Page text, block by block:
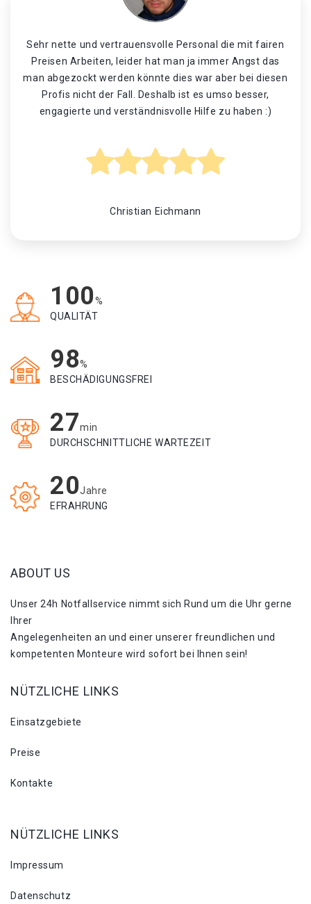
Sehr nette und vertrauensvolle Personal die mit fairen
Preisen Arbeiten, leider hat man ja immer Angst das
man abgezockt werden könnte dies war aber bei diesen
Profis nicht der Fall. Deshalb ist es umso besser,
engagierte und verständnisvolle Hilfe zu haben :)
Christian Eichmann
100%
QUALITÄT
98%
BESCHÄDIGUNGSFREI
27min
DURCHSCHNITTLICHE WARTEZEIT
20Jahre
EFRAHRUNG
ABOUT US
Unser 24h Notfallservice nimmt sich Rund um die Uhr gerne
Ihrer
Angelegenheiten an und einer unserer freundlichen und
kompetenten Monteure wird sofort bei Ihnen sein!
NÜTZLICHE LINKS
Einsatzgebiete
Preise
Kontakte
NÜTZLICHE LINKS
Impressum
Datenschutz